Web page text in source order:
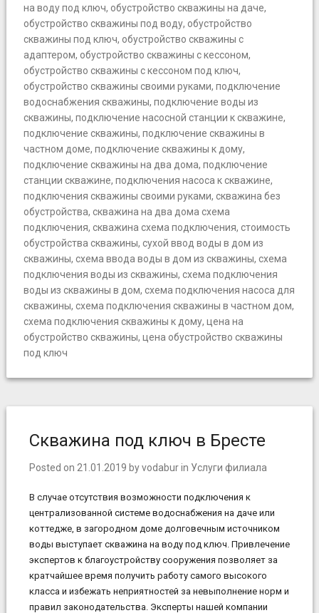
на воду под ключ, обустройство скважины на даче,
обустройство скважины под воду, обустройство
скважины под ключ, обустройство скважины с
адаптером, обустройство скважины с кессоном,
обустройство скважины с кессоном под ключ,
обустройство скважины своими руками, подключение
водоснабжения скважины, подключение воды из
скважины, подключение насосной станции к скважине,
подключение скважины, подключение скважины в
частном доме, подключение скважины к дому,
подключение скважины на два дома, подключение
станции скважине, подключения насоса к скважине,
подключения скважины своими руками, скважина без
обустройства, скважина на два дома схема
подключения, скважина схема подключения, стоимость
обустройства скважины, сухой ввод воды в дом из
скважины, схема ввода воды в дом из скважины, схема
подключения воды из скважины, схема подключения
воды из скважины в дом, схема подключения насоса для
скважины, схема подключения скважины в частном дом,
схема подключения скважины к дому, цена на
обустройство скважины, цена обустройство скважины
под ключ
Скважина под ключ в Бресте
Posted on 21.01.2019 byvodaburin Услуги филиала
В случае отсутствия возможности подключения к
централизованной системе водоснабжения на даче или
коттедже, в загородном доме долговечным источником
воды выступает скважина на воду под ключ. Привлечение
экспертов к благоустройству сооружения позволяет за
кратчайшее время получить работу самого высокого
класса и избежать неприятностей за невыполнение норм и
правил законодательства. Эксперты нашей компании